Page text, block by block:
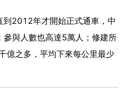
2012年才開始正式通車，中
參與人數也高達5萬人；修建所
億之多，平均下來每公里最少